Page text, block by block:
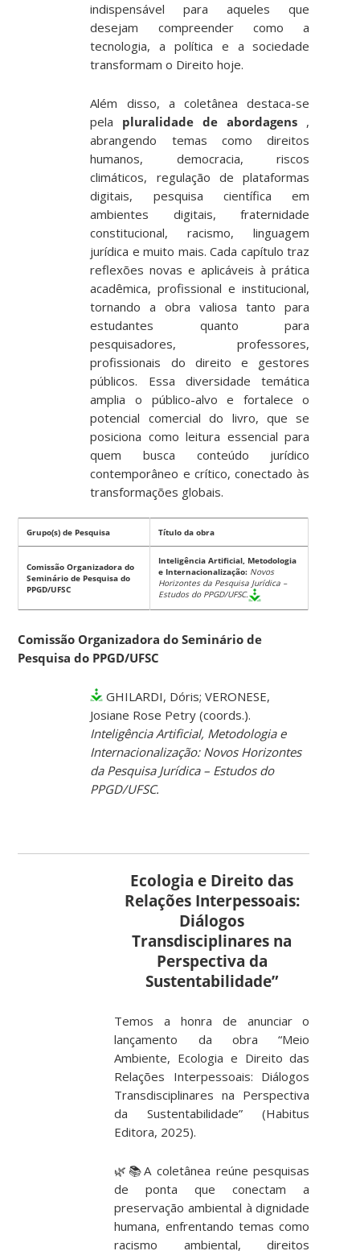
indispensável para aqueles que
desejam compreender como a
tecnologia, a política e a sociedade
transformam o Direito hoje.
Além disso, a coletânea destaca-se
pela pluralidade de abordagens ,
abrangendo temas como direitos
humanos, democracia, riscos
climáticos, regulação de plataformas
digitais, pesquisa científica em
ambientes digitais, fraternidade
constitucional, racismo, linguagem
jurídica e muito mais. Cada capítulo traz
reflexões novas e aplicáveis à prática
acadêmica, profissional e institucional,
tornando a obra valiosa tanto para
estudantes quanto para
pesquisadores, professores,
profissionais do direito e gestores
públicos. Essa diversidade temática
amplia o público-alvo e fortalece o
potencial comercial do livro, que se
posiciona como leitura essencial para
quem busca conteúdo jurídico
contemporâneo e crítico, conectado às
transformações globais.
Grupo(s) de Pesquisa Título da obra
Comissão Organizadora do
Seminário de Pesquisa do
PPGD/UFSC
Inteligência Artificial, Metodologia
e Internacionalização: Novos
Horizontes da Pesquisa Jurídica –
Estudos do PPGD/UFSC.
Comissão Organizadora do Seminário de
Pesquisa do PPGD/UFSC
GHILARDI, Dóris; VERONESE,
Josiane Rose Petry (coords.).
Inteligência Artificial, Metodologia e
Internacionalização: Novos Horizontes
da Pesquisa Jurídica – Estudos do
PPGD/UFSC.
Ecologia e Direito das
Relações Interpessoais:
Diálogos
Transdisciplinares na
Perspectiva da
Sustentabilidade”
Temos a honra de anunciar o
lançamento da obra“Meio
Ambiente, Ecologia e Direito das
Relações Interpessoais: Diálogos
Transdisciplinares na Perspectiva
da Sustentabilidade” (Habitus
Editora, 2025).
🌿📚A coletânea reúne pesquisas
de ponta que conectam a
preservação ambiental à dignidade
humana, enfrentando temas como
racismo ambiental, direitos